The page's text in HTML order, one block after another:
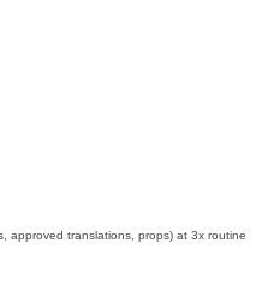
approved translations, props) at 3x routine